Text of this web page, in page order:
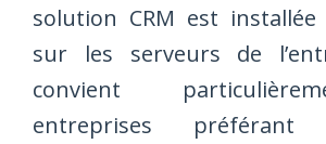
solution CRM est
sur les serveurs de
convient
entreprises